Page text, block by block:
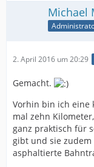
Michael
2. April 2016 um 20:29
Gemacht.
Vorhin bin ich eine
mal zehn
ganz praktisch für
gibt und sie zudem
asphaltierte